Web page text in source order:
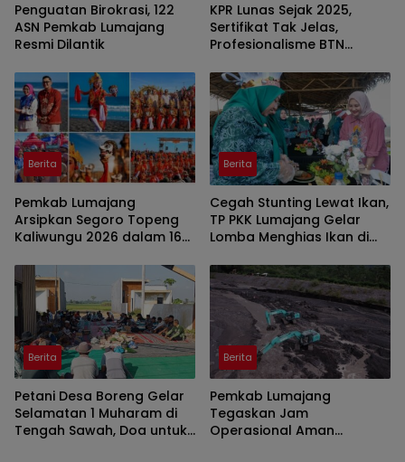
Penguatan Birokrasi, 122
ASN Pemkab Lumajang
Resmi Dilantik
KPR Lunas Sejak 2025,
Sertifikat Tak Jelas,
Profesionalisme BTN
Berita
Pemkab Lumajang
Arsipkan Segoro Topeng
Kaliwungu 2026 dalam 160
Berita
Cegah Stunting Lewat Ikan,
TP PKK Lumajang Gelar
Lomba Menghias Ikan di
Berita
Petani Desa Boreng Gelar
Selamatan 1 Muharam di
Tengah Sawah, Doa untuk
Berita
Pemkab Lumajang
Tegaskan Jam
Operasional Aman